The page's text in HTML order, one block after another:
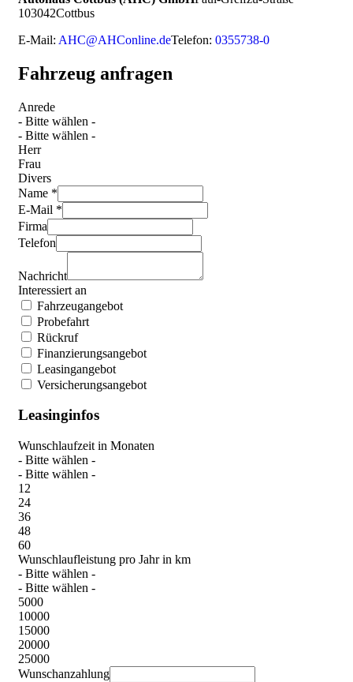
103042Cottbus
E-Mail: AHC@AHConline.deTelefon: 0355738-0
Fahrzeug anfragen
Anrede
- Bitte wählen -
- Bitte wählen -
Herr
Frau
Divers
Name *
E-Mail *
Firma
Telefon
Nachricht
Interessiert an
Fahrzeugangebot
Probefahrt
Rückruf
Finanzierungsangebot
Leasingangebot
Versicherungsangebot
Leasinginfos
Wunschlaufzeit in Monaten
- Bitte wählen -
- Bitte wählen -
12
24
36
48
60
Wunschlaufleistung pro Jahr in km
- Bitte wählen -
- Bitte wählen -
5000
10000
15000
20000
25000
Wunschanzahlung